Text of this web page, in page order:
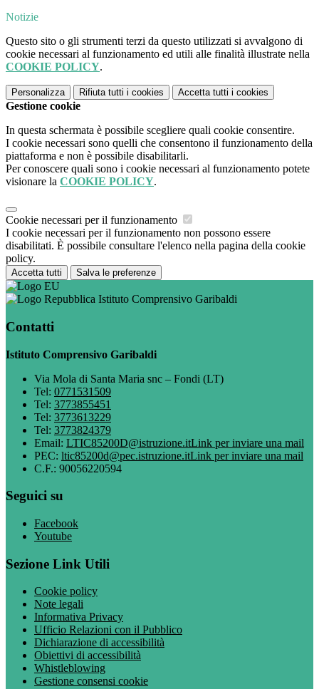
Notizie
Questo sito o gli strumenti terzi da questo utilizzati si avvalgono di
cookie necessari al funzionamento ed utili alle finalità illustrate nella
COOKIE POLICY.
Personalizza Rifiuta tutti i cookies Accetta tutti i cookies
Gestione cookie
In questa schermata è possibile scegliere quali cookie consentire.
I cookie necessari sono quelli che consentono il funzionamento della
piattaforma e non è possibile disabilitarli.
Per conoscere quali sono i cookie necessari al funzionamento potete
visionare la COOKIE POLICY.
Cookie necessari per il funzionamento
I cookie necessari per il funzionamento non possono essere
disabilitati. È possibile consultare l'elenco nella pagina della cookie
policy.
Accetta tutti Salva le preferenze
Istituto Comprensivo Garibaldi
Contatti
Istituto Comprensivo Garibaldi
Via Mola di Santa Maria snc – Fondi (LT)
Tel: 0771531509
Tel: 3773855451
Tel: 3773613229
Tel: 3773824379
Email: LTIC85200D@istruzione.itLink per inviare una mail
PEC: ltic85200d@pec.istruzione.itLink per inviare una mail
C.F.: 90056220594
Seguici su
Facebook
Youtube
Sezione Link Utili
Cookie policy
Note legali
Informativa Privacy
Ufficio Relazioni con il Pubblico
Dichiarazione di accessibilità
Obiettivi di accessibilità
Whistleblowing
Gestione consensi cookie